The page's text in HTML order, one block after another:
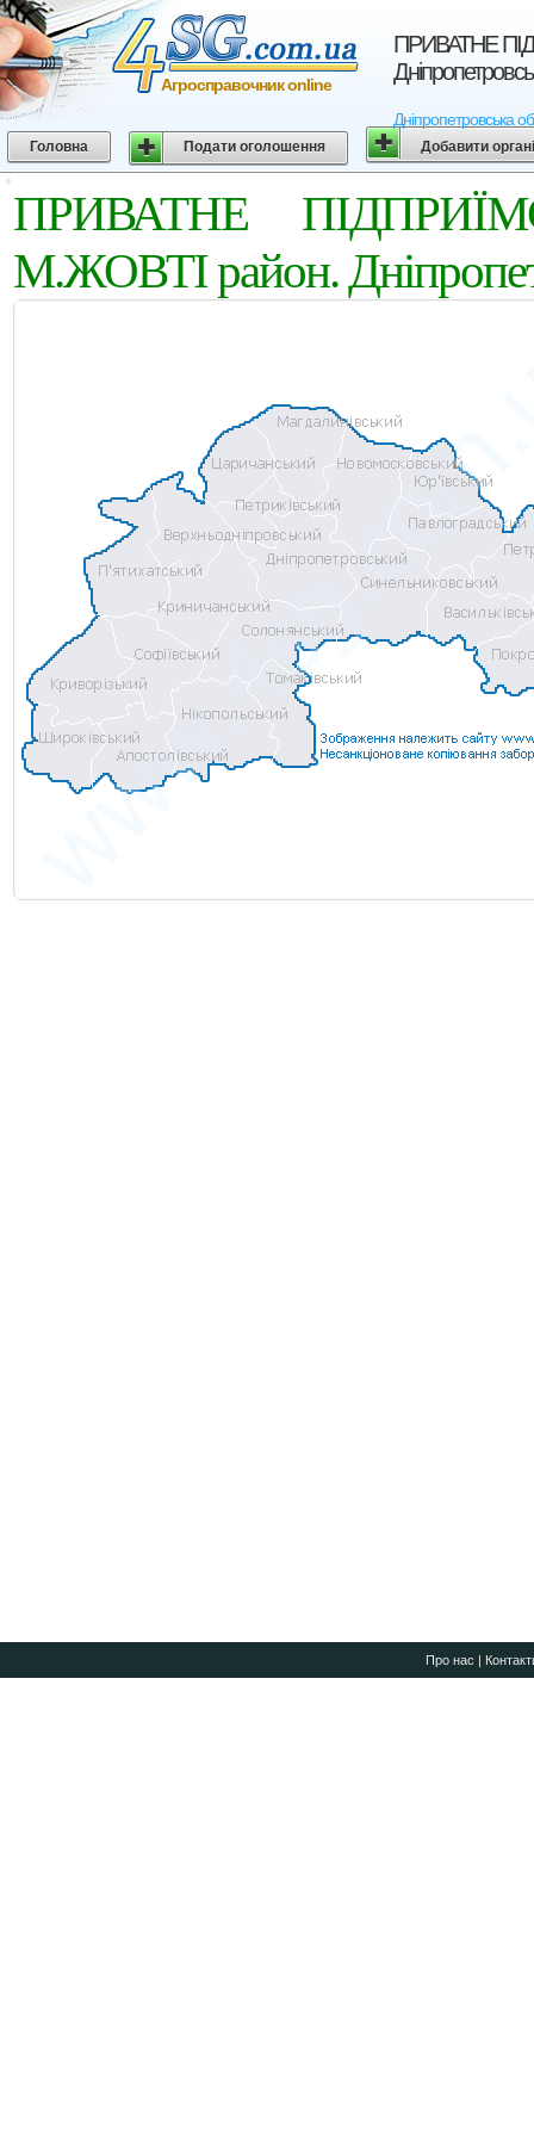
ПРИВАТНЕ
Дніпропетровська
Агросправочник online
Головна Подати оголошення Добавити
ПРИВАТНЕ
М.ЖОВТІ район.
Про нас |